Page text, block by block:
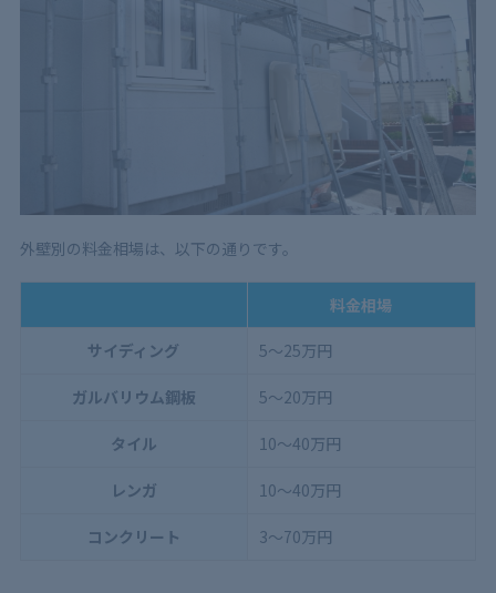
外壁別の料金相場は、以下の通りです。
料金相場
サイディング 5〜25万円
ガルバリウム鋼板 5〜20万円
タイル 10〜40万円
レンガ 10〜40万円
コンクリート 3〜70万円